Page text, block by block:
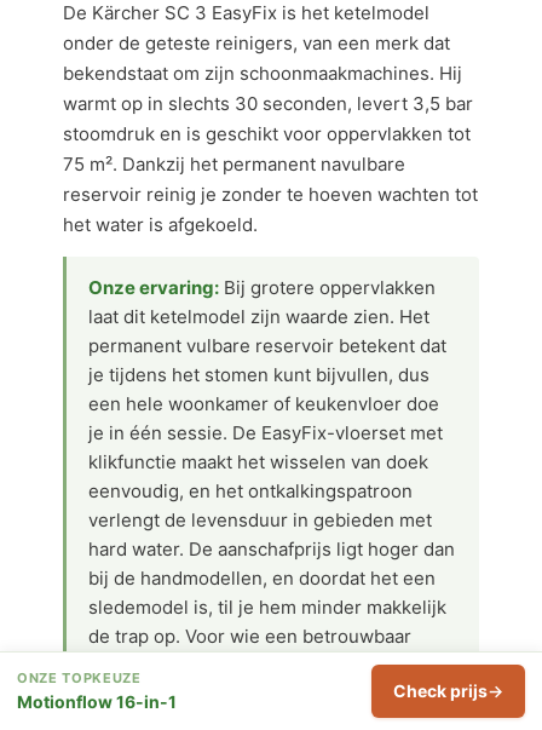
De Kärcher SC 3 EasyFix is het ketelmodel
onder de geteste reinigers, van een merk dat
bekendstaat om zijn schoonmaakmachines. Hij
warmt op in slechts 30 seconden, levert 3,5 bar
stoomdruk en is geschikt voor oppervlakken tot
75 m². Dankzij het permanent navulbare
reservoir reinig je zonder te hoeven wachten tot
het water is afgekoeld.
Onze ervaring: Bij grotere oppervlakken
laat dit ketelmodel zijn waarde zien. Het
permanent vulbare reservoir betekent dat
je tijdens het stomen kunt bijvullen, dus
een hele woonkamer of keukenvloer doe
je in één sessie. De EasyFix-vloerset met
klikfunctie maakt het wisselen van doek
eenvoudig, en het ontkalkingspatroon
verlengt de levensduur in gebieden met
hard water. De aanschafprijs ligt hoger dan
bij de handmodellen, en doordat het een
sledemodel is, til je hem minder makkelijk
de trap op. Voor wie een betrouwbaar
merk en een groot bereik zoekt, is dit de
gedegen keuze.
ONZE TOPKEUZE
Motionflow 16-in-1 Check prijs